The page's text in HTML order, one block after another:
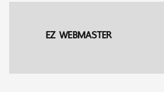
EZ WEBMASTER